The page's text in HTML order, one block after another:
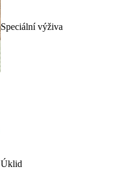
Speciální výživa
Úklid